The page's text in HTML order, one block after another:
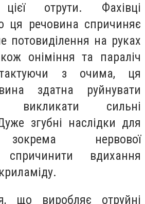
отрути. Фахівці
ця речовина спричиняє
потовиділення на руках
оніміння та параліч
з очима, ця
здатна руйнувати
викликати сильні
згубні наслідки для
зокрема нервової
спричинити вдихання
що виробляє отруйні